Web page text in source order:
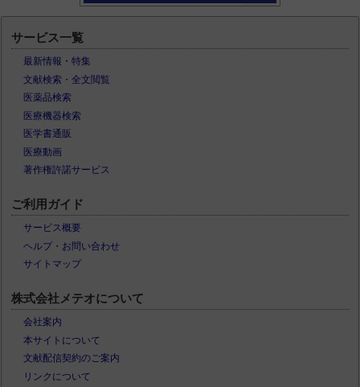
サービス一覧
最新情報・特集
文献検索・全文閲覧
医薬品検索
医療機器検索
医学書通販
医療動画
著作権許諾サービス
ご利用ガイド
サービス概要
ヘルプ・お問い合わせ
サイトマップ
株式会社メテオについて
会社案内
本サイトについて
文献配信契約のご案内
リンクについて